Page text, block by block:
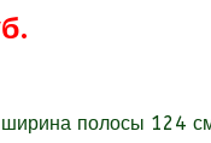
полосы 124